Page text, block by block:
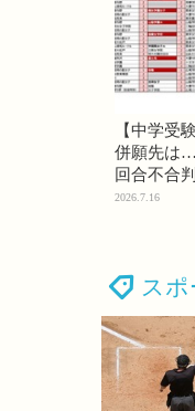
【中学受
併願先は
回合不合
2026.7.16
スポ